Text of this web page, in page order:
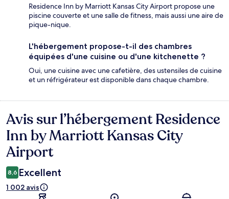
Residence Inn by Marriott Kansas City Airport propose une
piscine couverte et une salle de fitness, mais aussi une aire de
pique-nique.
L'hébergement propose-t-il des chambres
équipées d'une cuisine ou d'une kitchenette ?
Oui, une cuisine avec une cafetière, des ustensiles de cuisine
et un réfrigérateur est disponible dans chaque chambre.
Avis
Avis sur l’hébergement Residence
Inn by Marriott Kansas City
Airport
8,6 Excellent
1 002 avis